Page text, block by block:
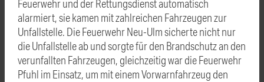
Feuerwehr und der Rettungsdienst automatisch
alarmiert, sie kamen mit zahlreichen Fahrzeugen zur
Unfallstelle. Die Feuerwehr Neu-Ulm sicherte nicht nur
die Unfallstelle ab und sorgte für den Brandschutz an den
verunfallten Fahrzeugen, gleichzeitig war die Feuerwehr
Pfuhl im Einsatz, um mit einem Vorwarnfahrzeug den